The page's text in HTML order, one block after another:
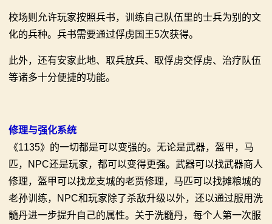
校场则允许玩家按照兵书，训练自己队伍里的士兵为别的文
化的兵种。兵书需要通过俘虏国王5次获得。
此外，还有安家此地、取兵放兵、取俘虏交俘虏、治疗队伍
等诸多十分便捷的功能。
修理与强化系统
《1135》的一切都是可以变强的。无论是武器，盔甲，马
匹，NPC还是玩家，都可以变得更强。武器可以找武器商人
修理，盔甲可以找龙支城的老贾修理，马匹可以找摊粮城的
老孙训练，NPC和玩家除了杀敌升级以外，还以通过服用洗
髓丹进一步提升自己的属性。关于洗髓丹，每个人第一次服